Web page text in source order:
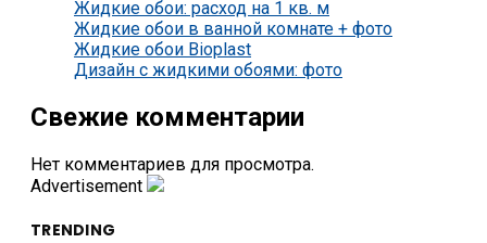
Жидкие обои: расход на 1 кв. м
Жидкие обои в ванной комнате + фото
Жидкие обои Bioplast
Дизайн с жидкими обоями: фото
Свежие комментарии
Нет комментариев для просмотра.
Advertisement
TRENDING